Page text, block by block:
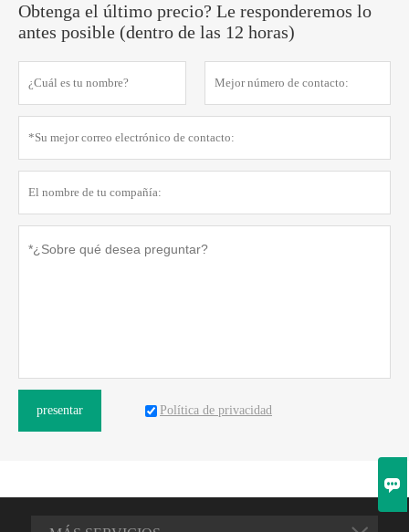
Obtenga el último precio? Le responderemos lo
antes posible (dentro de las 12 horas)
presentar Política de privacidad
